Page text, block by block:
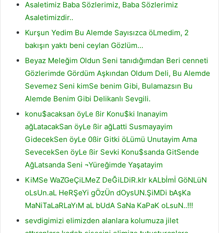
Asaletimiz Baba Sözlerimiz, Baba Sözlerimiz
Asaletimizdir..
Kurşun Yedim Bu Alemde Sayısızca öLmedim, 2
bakışın yaktı beni ceylan Gözlüm…
Beyaz Meleğim Oldun Seni tanıdığımdan Beri cenneti
Gözlerimde Gördüm Aşkından Oldum Deli, Bu Alemde
Sevemez Seni kimSe benim Gibi, Bulamazsın Bu
Alemde Benim Gibi Delikanlı Sevgili.
konu$acaksan öyLe ßir Konu$ki Inanayim
ağLatacakSan öyLe ßir ağLatti Susmayayim
GidecekSen öyLe 0ßir Gitki öLümü Unutayim Ama
SevecekSen öyLe ßir Sevki Konu$sanda GitSende
AğLatsanda Seni ¬Yüreğimde Yaşatayim
KiMSe WaZGeÇiLMeZ DeĞiLDiR.kIr kALbİmİ GöNLüN
oLsUn.aL HeRŞeYi gÖzÜn dOysUN.ŞiMDi bAşKa
MaNiTaLaRLaYıM aL bUdA SaNa KaPaK oLsuN..!!!
sevdigimizi elimizden alanlara kolumuza jilet